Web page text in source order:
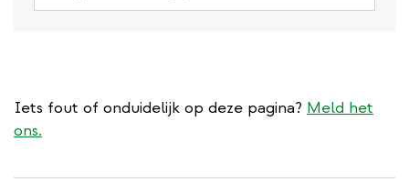
Iets fout of onduidelijk op deze pagina? Meld het
ons.